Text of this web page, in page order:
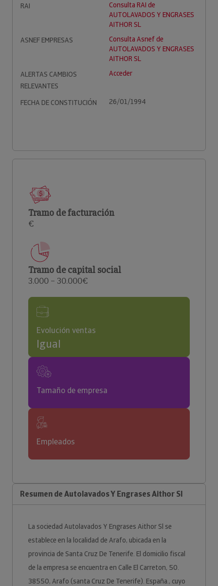
RAI
Consulta RAI de
AUTOLAVADOS Y ENGRASES
AITHOR SL
ASNEF EMPRESAS
Consulta Asnef de
AUTOLAVADOS Y ENGRASES
AITHOR SL
ALERTAS CAMBIOS
RELEVANTES
Acceder
FECHA DE CONSTITUCIÓN 26/01/1994
Tramo de facturación
€
Tramo de capital social
3.000 – 30.000€
Evolución ventas
Igual
Tamaño de empresa
Empleados
Resumen de Autolavados Y Engrases Aithor Sl
La sociedad Autolavados Y Engrases Aithor Sl se
establece en la localidad de Arafo, ubicada en la
provincia de Santa Cruz De Tenerife. El domicilio fiscal
de la empresa se encuentra en Calle El Carreton, 50.
38550, Arafo (santa Cruz De Tenerife). España., cuyo